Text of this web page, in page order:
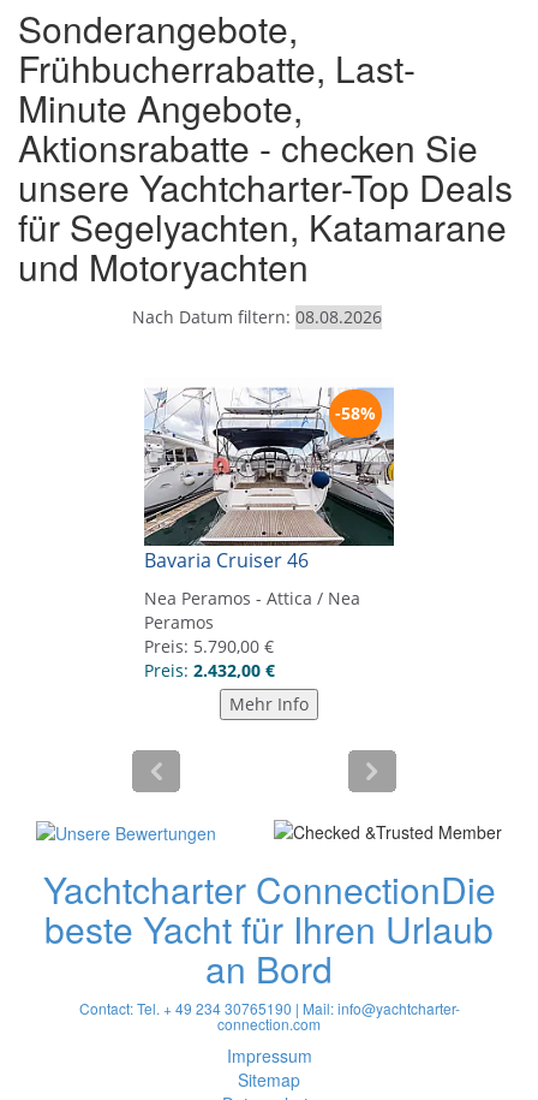
Sonderangebote,
Frühbucherrabatte, Last-
Minute Angebote,
Aktionsrabatte - checken Sie
unsere Yachtcharter-Top Deals
für Segelyachten, Katamarane
und Motoryachten
Yachtcharter ConnectionDie
beste Yacht für Ihren Urlaub
an Bord
Contact: Tel. + 49 234 30765190 | Mail:info@yachtcharter-
connection.com
Impressum
Sitemap